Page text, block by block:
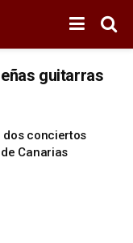
guitarras
dos conciertos
Canarias